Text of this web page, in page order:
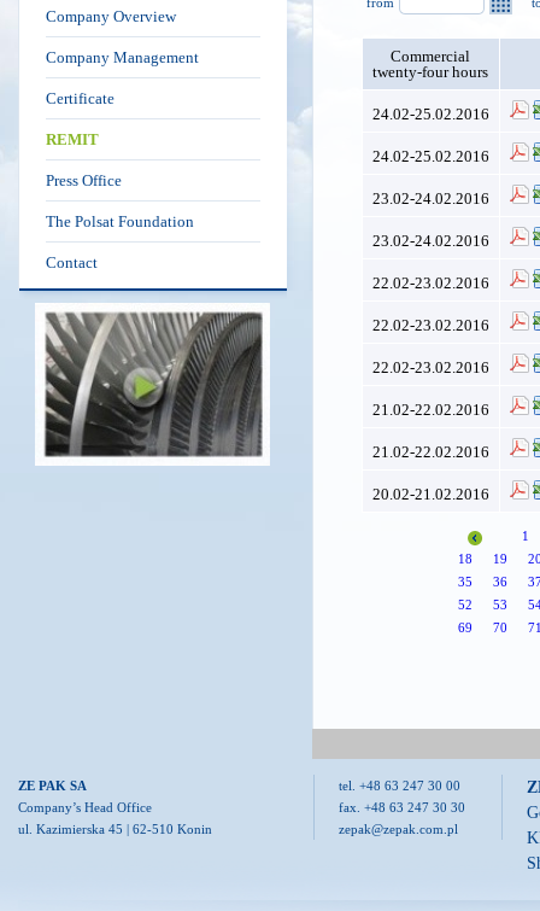
Company Overview
Company Management
Certificate
REMIT
Press Office
The Polsat Foundation
Contact
Commercial
twenty-four hours
24.02-25.02.2016
24.02-25.02.2016
23.02-24.02.2016
23.02-24.02.2016
22.02-23.02.2016
22.02-23.02.2016
22.02-23.02.2016
21.02-22.02.2016
21.02-22.02.2016
20.02-21.02.2016
1
18
19
35
36
52
53
69
70
ZE PAK SA
Company’s Head Office
ul. Kazimierska 45 | 62-510 Konin
tel. +48 63 247 30 00
fax. +48 63 247 30 30
zepak@zepak.com.pl